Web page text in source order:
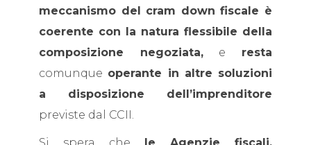
meccanismo del cram down fiscale è
coerente con la natura flessibile della
composizione negoziata,e resta
comunque operante in altre soluzioni
a disposizione dell’imprenditore
previste dal CCII.